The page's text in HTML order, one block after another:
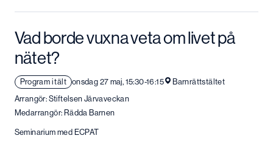
Vad borde vuxna veta om livet på
nätet?
Program i tält onsdag 27 maj, 15:30-16:15
Barnrättstältet
Arrangör: Stiftelsen Järvaveckan
Medarrangör: Rädda Barnen
Seminarium med ECPAT